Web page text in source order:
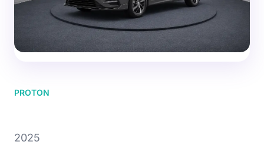
PROTON
2025